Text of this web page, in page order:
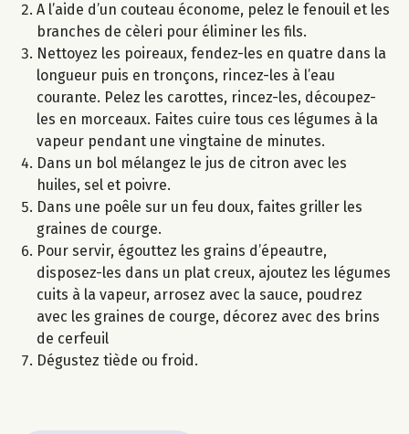
A l’aide d’un couteau économe, pelez le fenouil et les
branches de cèleri pour éliminer les fils.
Nettoyez les poireaux, fendez-les en quatre dans la
longueur puis en tronçons, rincez-les à l’eau
courante. Pelez les carottes, rincez-les, découpez-
les en morceaux. Faites cuire tous ces légumes à la
vapeur pendant une vingtaine de minutes.
Dans un bol mélangez le jus de citron avec les
huiles, sel et poivre.
Dans une poêle sur un feu doux, faites griller les
graines de courge.
Pour servir, égouttez les grains d’épeautre,
disposez-les dans un plat creux, ajoutez les légumes
cuits à la vapeur, arrosez avec la sauce, poudrez
avec les graines de courge, décorez avec des brins
de cerfeuil
Dégustez tiède ou froid.